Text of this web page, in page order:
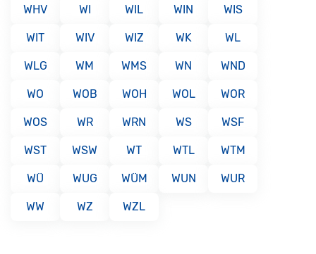
WHV WI WIL WIN WIS
WIT WIV WIZ WK WL
WLG WM WMS WN WND
WO WOB WOH WOL WOR
WOS WR WRN WS WSF
WST WSW WT WTL WTM
WÜ WUG WÜM WUN WUR
WW WZ WZL